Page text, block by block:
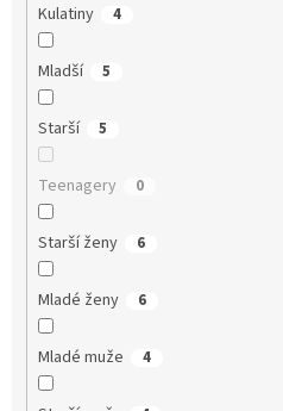
Kulatiny 4
Mladší 5
Starší 5
Teenagery 0
Starší ženy 6
Mladé ženy 6
Mladé muže 4